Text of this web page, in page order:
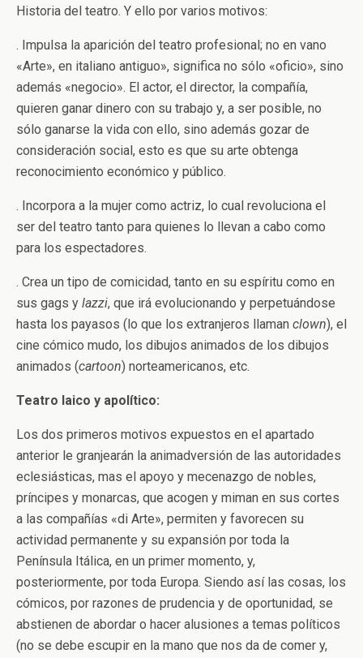
Historia del teatro. Y ello por varios motivos:
. Impulsa la aparición del teatro profesional; no en vano
«Arte», en italiano antiguo», significa no sólo «oficio», sino
además «negocio». El actor, el director, la compañía,
quieren ganar dinero con su trabajo y, a ser posible, no
sólo ganarse la vida con ello, sino además gozar de
consideración social, esto es que su arte obtenga
reconocimiento económico y público.
. Incorpora a la mujer como actriz, lo cual revoluciona el
ser del teatro tanto para quienes lo llevan a cabo como
para los espectadores.
. Crea un tipo de comicidad, tanto en su espíritu como en
sus gags y lazzi, que irá evolucionando y perpetuándose
hasta los payasos (lo que los extranjeros llaman clown), el
cine cómico mudo, los dibujos animados de los dibujos
animados (cartoon) norteamericanos, etc.
Teatro laico y apolítico:
Los dos primeros motivos expuestos en el apartado
anterior le granjearán la animadversión de las autoridades
eclesiásticas, mas el apoyo y mecenazgo de nobles,
príncipes y monarcas, que acogen y miman en sus cortes
a las compañías «di Arte», permiten y favorecen su
actividad permanente y su expansión por toda la
Península Itálica, en un primer momento, y,
posteriormente, por toda Europa. Siendo así las cosas, los
cómicos, por razones de prudencia y de oportunidad, se
abstienen de abordar o hacer alusiones a temas políticos
(no se debe escupir en la mano que nos da de comer y,